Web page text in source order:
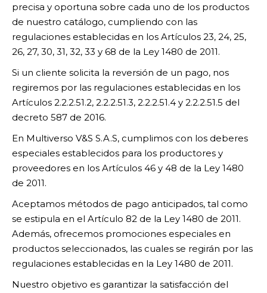
precisa y oportuna sobre cada uno de los productos
de nuestro catálogo, cumpliendo con las
regulaciones establecidas en los Artículos 23, 24, 25,
26, 27, 30, 31, 32, 33 y 68 de la Ley 1480 de 2011.
Si un cliente solicita la reversión de un pago, nos
regiremos por las regulaciones establecidas en los
Artículos 2.2.2.51.2, 2.2.2.51.3, 2.2.2.51.4 y 2.2.2.51.5 del
decreto 587 de 2016.
En Multiverso V&S S.A.S, cumplimos con los deberes
especiales establecidos para los productores y
proveedores en los Artículos 46 y 48 de la Ley 1480
de 2011.
Aceptamos métodos de pago anticipados, tal como
se estipula en el Artículo 82 de la Ley 1480 de 2011.
Además, ofrecemos promociones especiales en
productos seleccionados, las cuales se regirán por las
regulaciones establecidas en la Ley 1480 de 2011.
Nuestro objetivo es garantizar la satisfacción del